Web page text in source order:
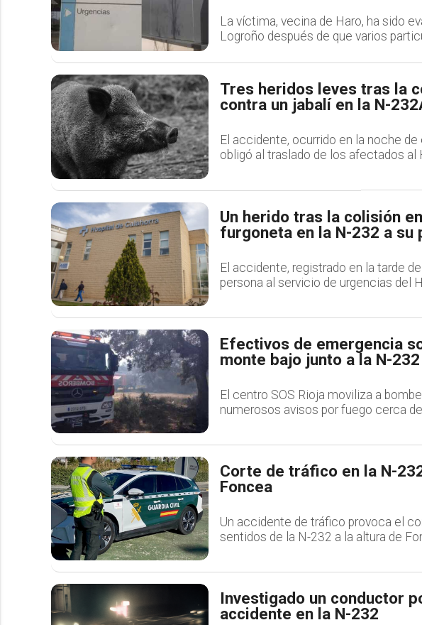
La víctima, vecina de Haro, ha sido
Logroño después de que varios
Tres heridos leves tras la
contra un jabalí en la N-
El accidente, ocurrido en la noche
obligó al traslado de los afectados al
Un herido tras la colisión
furgoneta en la N-232 a su
El accidente, registrado en la tarde
persona al servicio de urgencias del
Efectivos de emergencia
monte bajo junto a la N-
El centro SOS Rioja moviliza a
numerosos avisos por fuego cerca
Corte de tráfico en la N-
Foncea
Un accidente de tráfico provoca el
sentidos de la N-232 a la altura de
Investigado un conductor
accidente en la N-232